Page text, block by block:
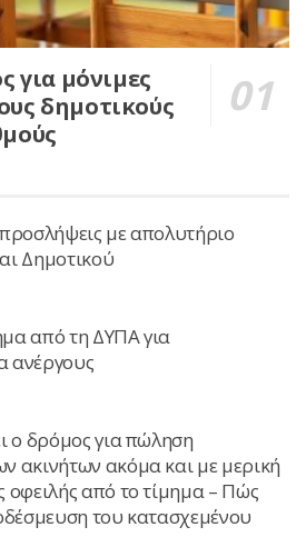
για μόνιμες
δημοτικούς
με απολυτήριο
Δημοτικού
από τη ΔΥΠΑ για
ανέργους
ο δρόμος για πώληση
ακινήτων ακόμα και με μερική
οφειλής από το τίμημα – Πώς
του κατασχεμένου